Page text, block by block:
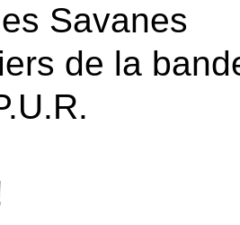
Savanes
de la